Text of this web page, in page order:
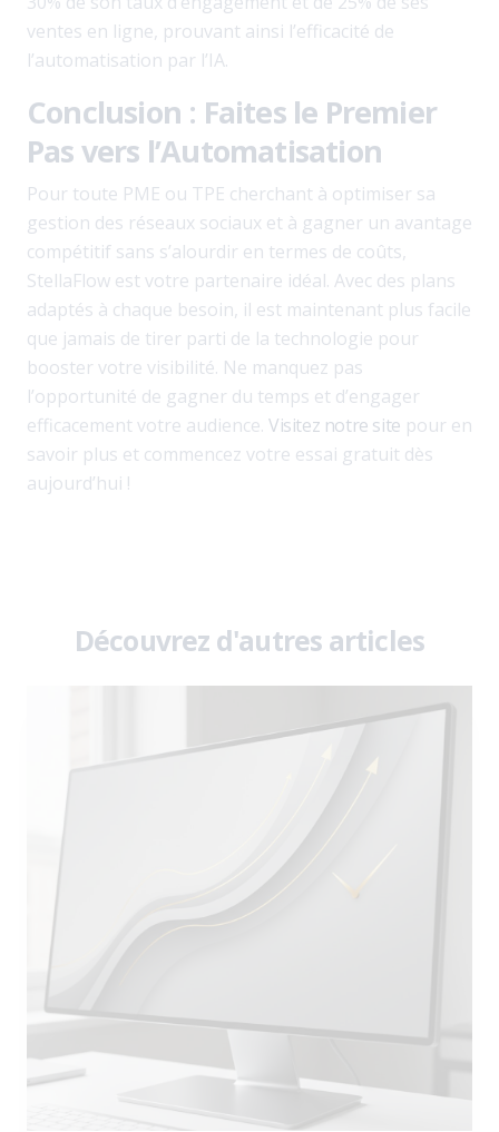
ventes en ligne, prouvant ainsi l’efficacité de
l’automatisation par l’IA.
Conclusion : Faites le Premier
Pas vers l’Automatisation
Pour toute PME ou TPE cherchant à optimiser sa
gestion des réseaux sociaux et à gagner un avantage
compétitif sans s’alourdir en termes de coûts,
StellaFlow est votre partenaire idéal. Avec des plans
adaptés à chaque besoin, il est maintenant plus facile
que jamais de tirer parti de la technologie pour
booster votre visibilité. Ne manquez pas
l’opportunité de gagner du temps et d’engager
efficacement votre audience. Visitez notre site pour en
savoir plus et commencez votre essai gratuit dès
aujourd’hui !
Découvrez d'autres articles